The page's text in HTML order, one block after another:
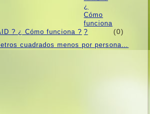
? ¿ Cómo funciona ? (0)
cuadrados menos por persona…